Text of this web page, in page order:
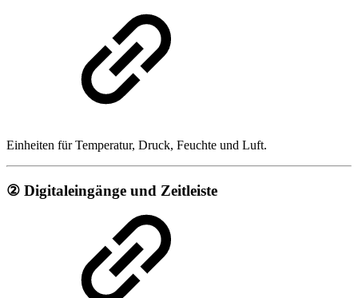
Einheiten für Temperatur, Druck, Feuchte und Luft.
② Digitaleingänge und Zeitleiste